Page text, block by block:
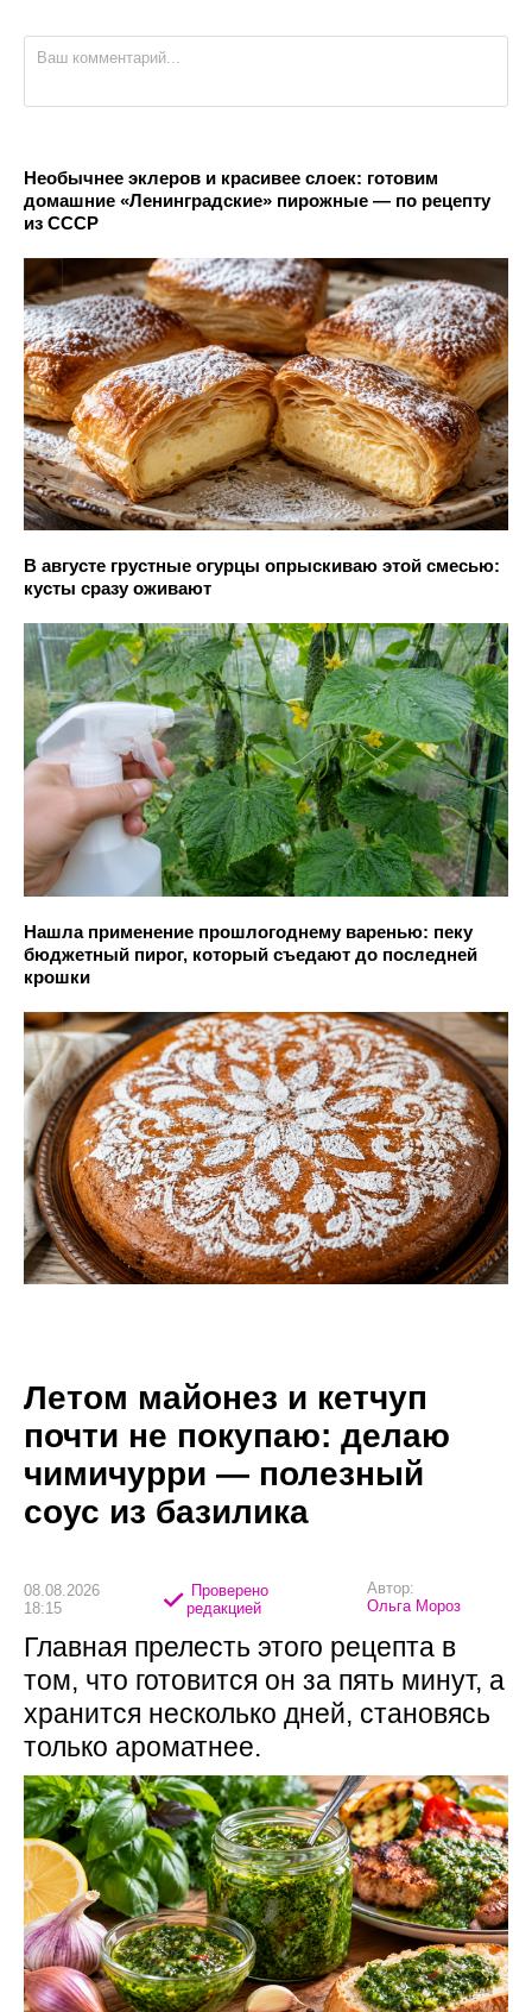
Необычнее эклеров и красивее слоек: готовим
домашние «Ленинградские» пирожные — по рецепту
из СССР
В августе грустные огурцы опрыскиваю этой смесью:
кусты сразу оживают
Нашла применение прошлогоднему варенью: пеку
бюджетный пирог, который съедают до последней
крошки
Летом майонез и кетчуп
почти не покупаю: делаю
чимичурри — полезный
соус из базилика
08.08.2026
18:15
Проверено
редакцией
Автор:
Ольга Мороз
Главная прелесть этого рецепта в
том, что готовится он за пять минут, а
хранится несколько дней, становясь
только ароматнее.